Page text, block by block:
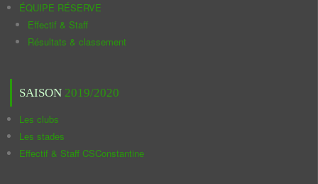
ÉQUIPE RÉSERVE
Effectif & Staff
Résultats & classement
SAISON 2019/2020
Les clubs
Les stades
Effectif & Staff CSConstantine